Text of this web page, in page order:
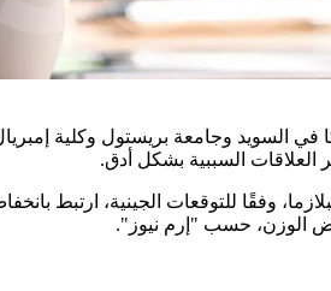
السويد وجامعة بريستول وكلية
العلاقات السببية بشكل أدق.
وفقًا للتوقعات الجينية، ارتبط
الوزن، حسب "إرم نيوز".